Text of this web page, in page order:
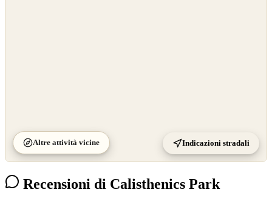
Altre attività vicine Indicazioni stradali
Recensioni di Calisthenics Park